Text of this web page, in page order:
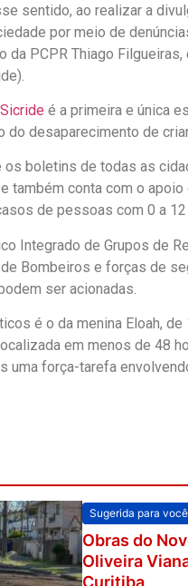
sentido, ao realizar a
por meio de
da PCPR Thiago
Sicride é a primeira e única
do desaparecimento de
os boletins de todas as
também conta com o
de pessoas com 0 a
Integrado de Grupos de
Bombeiros e forças de
ser acionadas.
é o da menina Eloah,
em menos de 48
uma força-tarefa
Sugerida para você
Obras do
Oliveira
Curitiba